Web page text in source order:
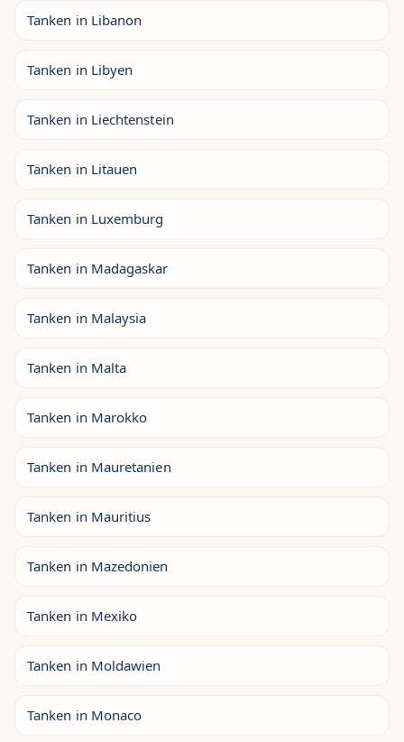
Tanken in Libanon
Tanken in Libyen
Tanken in Liechtenstein
Tanken in Litauen
Tanken in Luxemburg
Tanken in Madagaskar
Tanken in Malaysia
Tanken in Malta
Tanken in Marokko
Tanken in Mauretanien
Tanken in Mauritius
Tanken in Mazedonien
Tanken in Mexiko
Tanken in Moldawien
Tanken in Monaco